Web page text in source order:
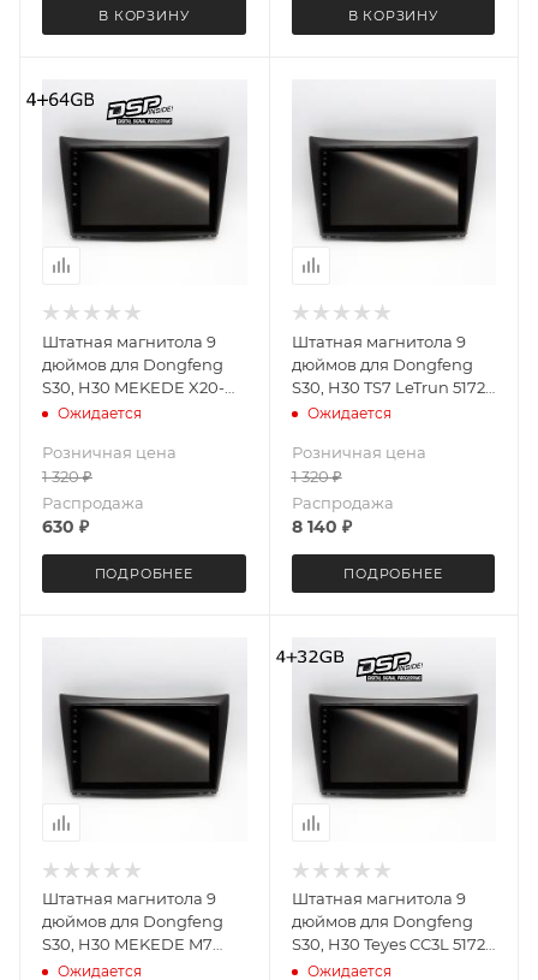
В КОРЗИНУ В КОРЗИНУ
Штатная магнитола 9
дюймов для Dongfeng
S30, H30 MEKEDE X20-W
5172-6829 Android 13 4+64
DSP
Ожидается
Розничная цена
1 320₽
Распродажа
630 ₽
ПОДРОБНЕЕ
Штатная магнитола 9
дюймов для Dongfeng
S30, H30 TS7 LeTrun 5172-
6201 Android 12 2+32 Gb
Ожидается
Розничная цена
1 320₽
Распродажа
8 140 ₽
ПОДРОБНЕЕ
Штатная магнитола 9
дюймов для Dongfeng
S30, H30 MEKEDE M7
PLUS 5172-6152 экран 2K
Ожидается
Штатная магнитола 9
дюймов для Dongfeng
S30, H30 Teyes CC3L 5172-
6059 4+32G
Ожидается